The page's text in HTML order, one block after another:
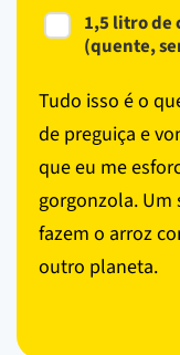
1,5 litro de
(quente,
Tudo isso é o
de preguiça e
que eu me
gorgonzola.
fazem o arroz
outro planeta.